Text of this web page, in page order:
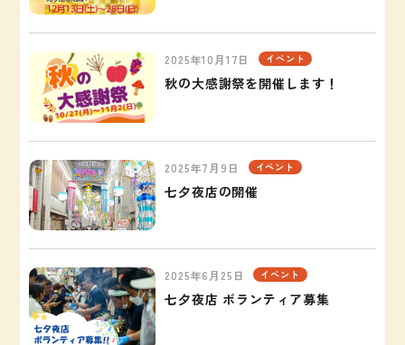
2025年10月17日 イベント
秋の大感謝祭を開催します！
2025年7月9日 イベント
七夕夜店の開催
2025年6月25日 イベント
七夕夜店 ボランティア募集